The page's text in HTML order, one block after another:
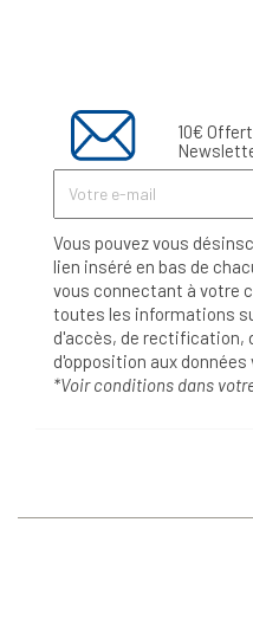
10€
Vous pouvez vous
lien inséré en bas de
vous connectant à votre
toutes les informations
d'accès, de rectification,
d'opposition aux
*Voir conditions dans